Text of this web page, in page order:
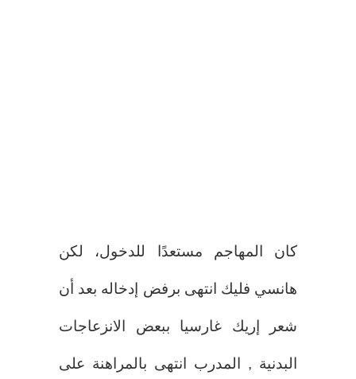
كان المهاجم مستعدًا للدخول، لكن
هانسي فليك انتهى برفض إدخاله بعد أن
شعر إريك غارسيا ببعض الانزعاجات
البدنية , المدرب انتهى بالمراهنة على